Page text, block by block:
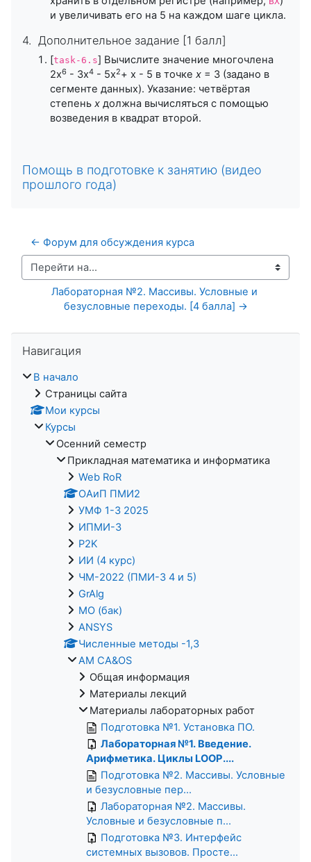
и увеличивать его на 5 на каждом шаге цикла.
4. Дополнительное задание [1 балл]
[task-6.s] Вычислите значение многочлена
2x6 - 3x4 - 5x2+ x - 5 в точке x = 3 (задано в
сегменте данных). Указание: четвёртая
степень x должна вычисляться с помощью
возведения в квадрат второй.
Помощь в подготовке к занятию (видео
прошлого года)
← Форум для обсуждения курса
Перейти на...
Лабораторная №2. Массивы. Условные и
безусловные переходы. [4 балла] →
Навигация
В начало
Страницы сайта
Мои курсы
Курсы
Осенний семестр
Прикладная математика и информатика
Web RoR
ОАиП ПМИ2
УМФ 1-3 2025
ИПМИ-3
P2K
ИИ (4 курс)
ЧМ-2022 (ПМИ-3 4 и 5)
GrAlg
МО (бак)
ANSYS
Численные методы -1,3
AM CA&OS
Общая информация
Материалы лекций
Материалы лабораторных работ
Подготовка №1. Установка ПО.
Лабораторная №1. Введение.
Арифметика. Циклы LOOP....
Подготовка №2. Массивы. Условные
и безусловные пер...
Лабораторная №2. Массивы.
Условные и безусловные п...
Подготовка №3. Интерфейс
системных вызовов. Просте...